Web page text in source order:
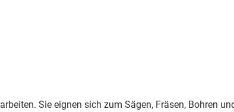
Sie eignen sich zum Sägen, Fräsen, Bohren